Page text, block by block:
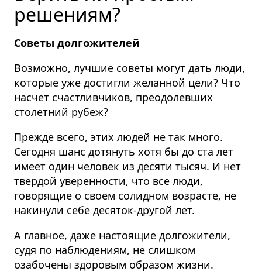
решениям?
Советы долгожителей
Возможно, лучшие советы могут дать люди,
которые уже достигли желанной цели? Что
насчет счастливчиков, преодолевших
столетний рубеж?
Прежде всего, этих людей не так много.
Сегодня шанс дотянуть хотя бы до ста лет
имеет один человек из десяти тысяч. И нет
твердой уверенности, что все люди,
говорящие о своем солидном возрасте, не
накинули себе десяток-другой лет.
А главное, даже настоящие долгожители,
судя по наблюдениям, не слишком
озабочены здоровым образом жизни.